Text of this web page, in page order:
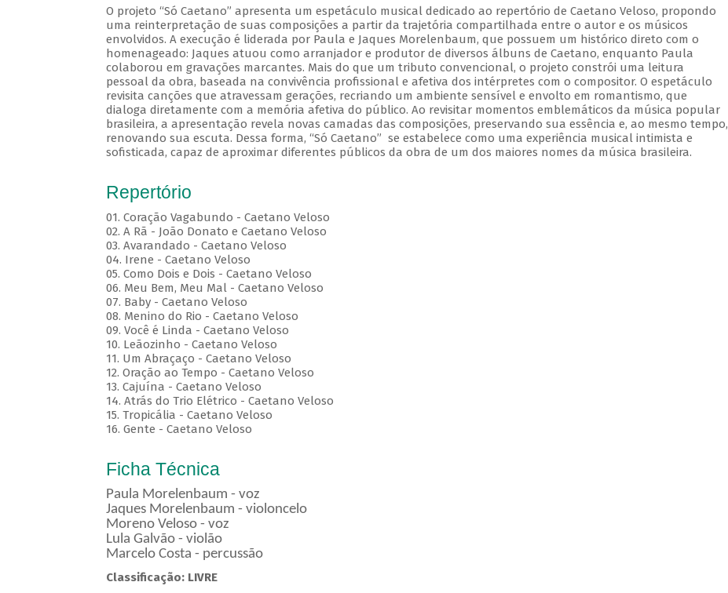
O projeto “Só Caetano” apresenta um espetáculo musical dedicado ao repertório de Caetano Veloso, propondo
uma reinterpretação de suas composições a partir da trajetória compartilhada entre o autor e os músicos
envolvidos. A execução é liderada por Paula e Jaques Morelenbaum, que possuem um histórico direto com o
homenageado: Jaques atuou como arranjador e produtor de diversos álbuns de Caetano, enquanto Paula
colaborou em gravações marcantes. Mais do que um tributo convencional, o projeto constrói uma leitura
pessoal da obra, baseada na convivência profissional e afetiva dos intérpretes com o compositor. O espetáculo
revisita canções que atravessam gerações, recriando um ambiente sensível e envolto em romantismo, que
dialoga diretamente com a memória afetiva do público. Ao revisitar momentos emblemáticos da música popular
brasileira, a apresentação revela novas camadas das composições, preservando sua essência e, ao mesmo tempo,
renovando sua escuta. Dessa forma, “Só Caetano” se estabelece como uma experiência musical intimista e
sofisticada, capaz de aproximar diferentes públicos da obra de um dos maiores nomes da música brasileira.
Repertório
01. Coração Vagabundo - Caetano Veloso
02. A Rã - João Donato e Caetano Veloso
03. Avarandado - Caetano Veloso
04. Irene - Caetano Veloso
05. Como Dois e Dois - Caetano Veloso
06. Meu Bem, Meu Mal - Caetano Veloso
07. Baby - Caetano Veloso
08. Menino do Rio - Caetano Veloso
09. Você é Linda - Caetano Veloso
10. Leãozinho - Caetano Veloso
11. Um Abraçaço - Caetano Veloso
12. Oração ao Tempo - Caetano Veloso
13. Cajuína - Caetano Veloso
14. Atrás do Trio Elétrico - Caetano Veloso
15. Tropicália - Caetano Veloso
16. Gente - Caetano Veloso
Ficha Técnica
Paula Morelenbaum - voz
Jaques Morelenbaum - violoncelo
Moreno Veloso - voz
Lula Galvão - violão
Marcelo Costa - percussão
Classificação: LIVRE